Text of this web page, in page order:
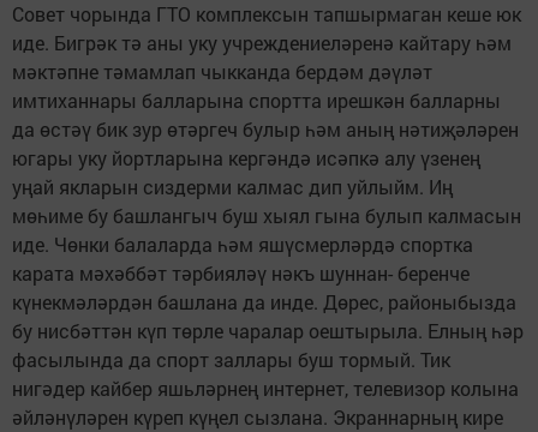
Совет чорында ГТО комплексын тапшырмаган кеше юк
иде. Бигрәк тә аны уку учреждениеләренә кайтару һәм
мәктәпне тәмамлап чыкканда бердәм дәүләт
имтиханнары балларына спортта ирешкән балларны
да өстәү бик зур өтәргеч булыр һәм аның нәтиҗәләрен
югары уку йортларына кергәндә исәпкә алу үзенең
уңай якларын сиздерми калмас дип уйлыйм. Иң
мөһиме бу башлангыч буш хыял гына булып калмасын
иде. Чөнки балаларда һәм яшүсмерләрдә спортка
карата мәхәббәт тәрбияләү нәкъ шуннан- беренче
күнекмәләрдән башлана да инде. Дөрес, районыбызда
бу нисбәттән күп төрле чаралар оештырыла. Елның һәр
фасылында да спорт заллары буш тормый. Тик
нигәдер кайбер яшьләрнең интернет, телевизор колына
әйләнүләрен күреп күңел сызлана. Экраннарның кире